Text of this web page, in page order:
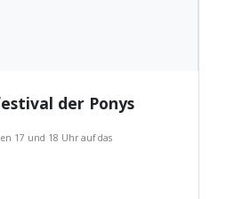
der Ponys
17 und 18 Uhr auf das